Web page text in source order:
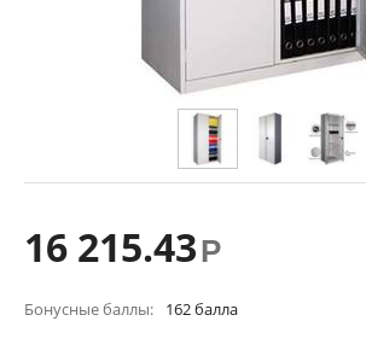
16 215.43Р
Бонусные баллы: 162 балла